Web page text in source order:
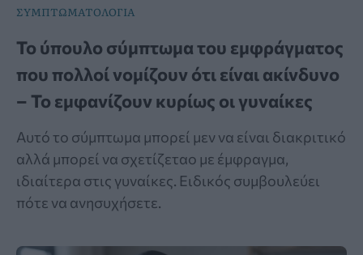
ΣΥΜΠΤΩΜΑΤΟΛΟΓΙΑ
Το ύπουλο σύμπτωμα του εμφράγματος
που πολλοί νομίζουν ότι είναι ακίνδυνο
– Το εμφανίζουν κυρίως οι γυναίκες
Αυτό το σύμπτωμα μπορεί μεν να είναι διακριτικό
αλλά μπορεί να σχετίζεταο με έμφραγμα,
ιδιαίτερα στις γυναίκες. Ειδικός συμβουλεύει
πότε να ανησυχήσετε.